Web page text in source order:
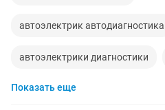
автоэлектрик автодиагностика
автоэлектрики диагностики
автоэлектрика диагностики
Показать еще